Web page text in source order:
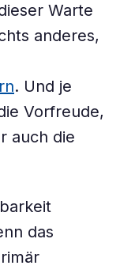
Warte
anderes,
. Und je
Vorfreude,
auch die
das